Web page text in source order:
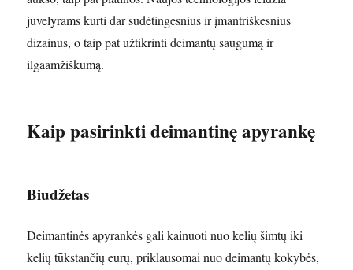
juvelyrams kurti dar sudėtingesnius ir įmantriškesnius
dizainus, o taip pat užtikrinti deimantų saugumą ir
ilgaamžiškumą.
Kaip pasirinkti deimantinę apyrankę
Biudžetas
Deimantinės apyrankės gali kainuoti nuo kelių šimtų iki
kelių tūkstančių eurų, priklausomai nuo deimantų kokybės,